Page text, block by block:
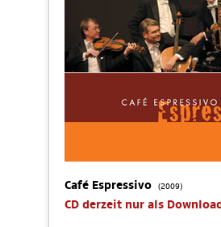
Café Espressivo (2009)
CD derzeit nur als